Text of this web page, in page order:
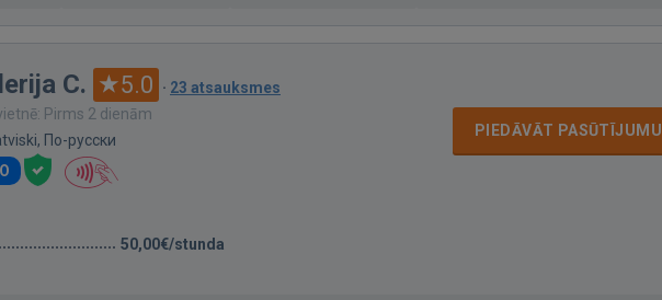
C. 5.0 · 23 atsauksmes
Pirms 2 dienām
По-русски
PIEDĀVĀT PASŪTĪJUMU
50,00€/stunda